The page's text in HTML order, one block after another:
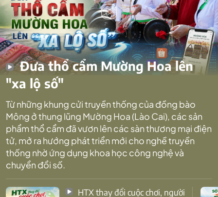
Đưa thổ cẩm Mường Hoa lên
"xa lộ số"
Từ những khung cửi truyền thống của đồng bào
Mông ở thung lũng Mường Hoa (Lào Cai), các sản
phẩm thổ cẩm đã vươn lên các sàn thương mại điện
tử, mở ra hướng phát triển mới cho nghề truyền
thống nhờ ứng dụng khoa học công nghệ và
chuyển đổi số.